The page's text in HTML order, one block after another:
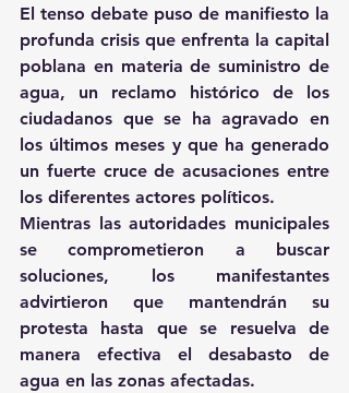
El tenso debate puso de manifiesto la
profunda crisis que enfrenta la capital
poblana en materia de suministro de
agua, un reclamo histórico de los
ciudadanos que se ha agravado en
los últimos meses y que ha generado
un fuerte cruce de acusaciones entre
los diferentes actores políticos.
Mientras las autoridades municipales
se comprometieron a buscar
soluciones, los manifestantes
advirtieron que mantendrán su
protesta hasta que se resuelva de
manera efectiva el desabasto de
agua en las zonas afectadas.